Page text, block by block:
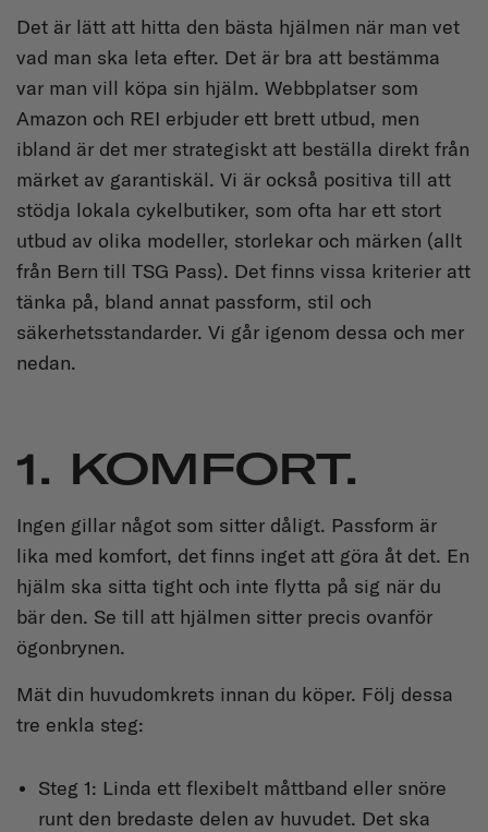
Det är lätt att hitta den bästa hjälmen när man vet
vad man ska leta efter. Det är bra att bestämma
var man vill köpa sin hjälm. Webbplatser som
Amazon och REI erbjuder ett brett utbud, men
ibland är det mer strategiskt att beställa direkt från
märket av garantiskäl. Vi är också positiva till att
stödja lokala cykelbutiker, som ofta har ett stort
utbud av olika modeller, storlekar och märken (allt
från Bern till TSG Pass). Det finns vissa kriterier att
tänka på, bland annat passform, stil och
säkerhetsstandarder. Vi går igenom dessa och mer
nedan.
1. KOMFORT.
Ingen gillar något som sitter dåligt. Passform är
lika med komfort, det finns inget att göra åt det. En
hjälm ska sitta tight och inte flytta på sig när du
bär den. Se till att hjälmen sitter precis ovanför
ögonbrynen.
Mät din huvudomkrets innan du köper. Följ dessa
tre enkla steg:
Steg 1: Linda ett flexibelt måttband eller snöre
runt den bredaste delen av huvudet. Det ska